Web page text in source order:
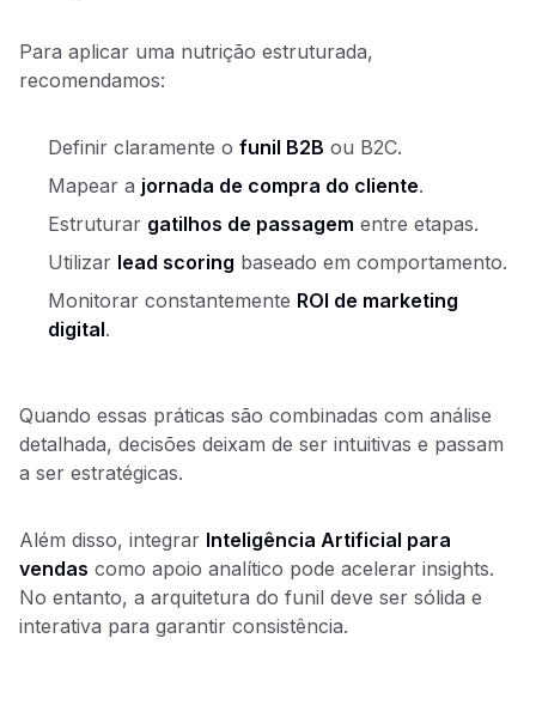
Para aplicar uma nutrição estruturada,
recomendamos:
Definir claramente o funil B2B ou B2C.
Mapear a jornada de compra do cliente.
Estruturar gatilhos de passagem entre etapas.
Utilizar lead scoring baseado em comportamento.
Monitorar constantemente ROI de marketing
digital.
Quando essas práticas são combinadas com análise
detalhada, decisões deixam de ser intuitivas e passam
a ser estratégicas.
Além disso, integrar Inteligência Artificial para
vendas como apoio analítico pode acelerar insights.
No entanto, a arquitetura do funil deve ser sólida e
interativa para garantir consistência.